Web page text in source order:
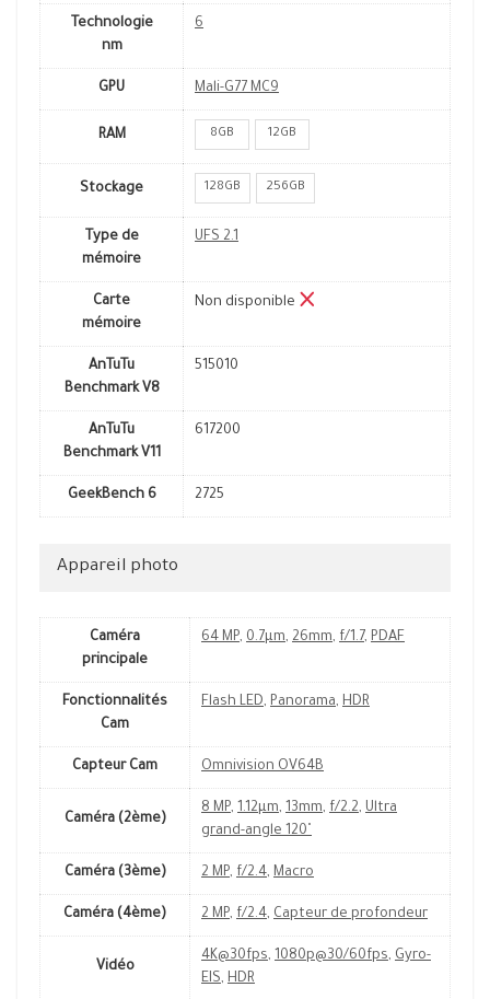
Technologie
nm
6
GPU Mali-G77 MC9
RAM 8GB 12GB
Stockage 128GB 256GB
Type de
mémoire
UFS 2.1
Carte
mémoire
Non disponible
AnTuTu
Benchmark V8
515010
AnTuTu
Benchmark V11
617200
GeekBench 6 2725
Appareil photo
Caméra
principale
64 MP, 0.7µm, 26mm, f/1.7, PDAF
Fonctionnalités
Cam
Flash LED, Panorama, HDR
Capteur Cam Omnivision OV64B
Caméra (2ème)
8 MP, 1.12µm, 13mm, f/2.2, Ultra
grand-angle 120˚
Caméra (3ème) 2 MP, f/2.4, Macro
Caméra (4ème) 2 MP, f/2.4, Capteur de profondeur
Vidéo
4K@30fps, 1080p@30/60fps, Gyro-
EIS, HDR